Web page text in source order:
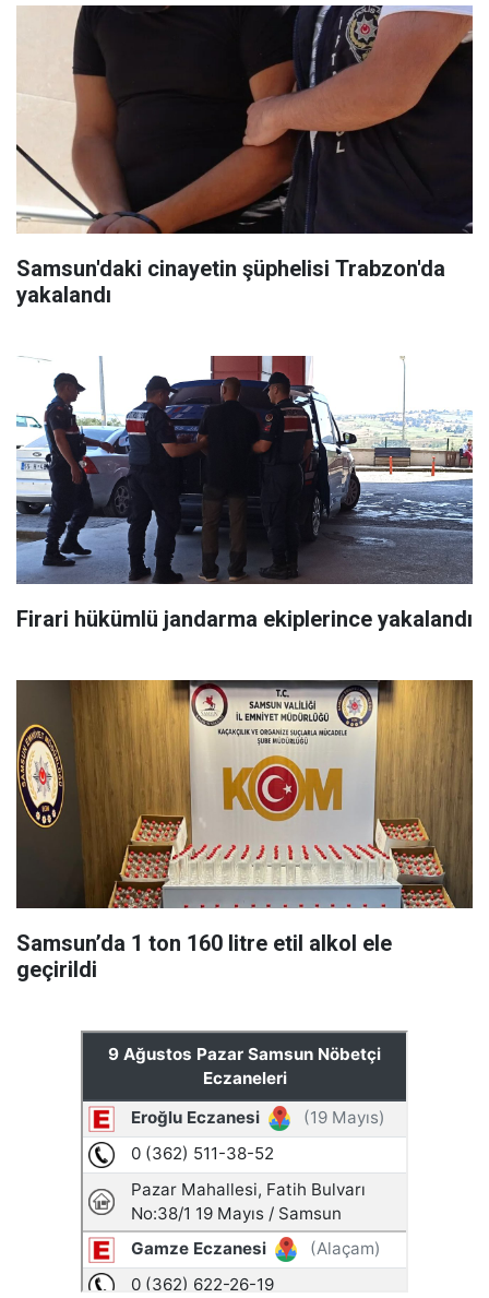
Samsun'daki cinayetin şüphelisi Trabzon'da
yakalandı
Firari hükümlü jandarma ekiplerince yakalandı
Samsun’da 1 ton 160 litre etil alkol ele
geçirildi